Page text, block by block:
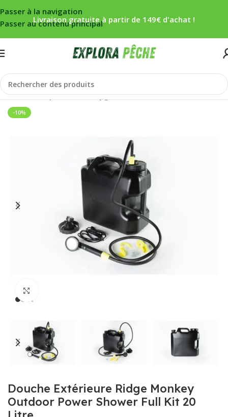
Passer à la navigation
Passer au contenu principal
Livraison gratuite à partir de 149€ d'achat !
Accueil/Carpe/Bivouac/Hygiène
-10%
Douche Extérieure Ridge Monkey
Outdoor Power Shower Full Kit 20